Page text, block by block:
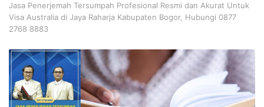
Jasa Penerjemah Tersumpah Profesional Resmi dan Akurat Untuk
Visa Australia di Jaya Raharja Kabupaten Bogor, Hubungi 0877
2768 8883